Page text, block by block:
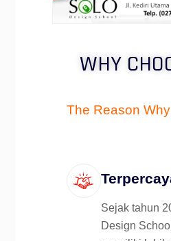
WHY
The Reason
Sejak tahun
Design